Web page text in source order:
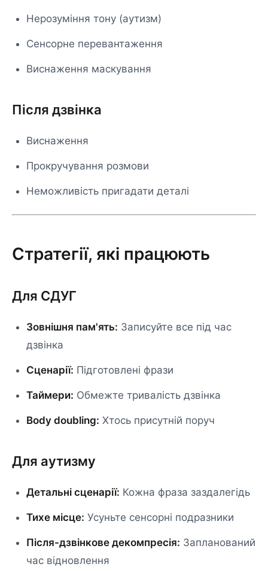
Нерозуміння тону (аутизм)
Сенсорне перевантаження
Виснаження маскування
Після дзвінка
Виснаження
Прокручування розмови
Неможливість пригадати деталі
Стратегії, які працюють
Для СДУГ
Зовнішня пам'ять: Записуйте все під час
дзвінка
Сценарії: Підготовлені фрази
Таймери: Обмежте тривалість дзвінка
Body doubling: Хтось присутній поруч
Для аутизму
Детальні сценарії: Кожна фраза заздалегідь
Тихе місце: Усуньте сенсорні подразники
Після-дзвінкове декомпресія: Запланований
час відновлення